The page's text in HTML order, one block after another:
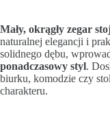
Mały, okrągły zegar
naturalnej elegancji i
solidnego dębu,
ponadczasowy styl.
biurku, komodzie czy
charakteru.